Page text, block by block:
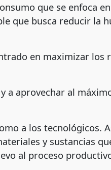
que se enfoca
que busca reducir la
en maximizar los
aprovechar al
a los tecnológicos.
y sustancias
al proceso